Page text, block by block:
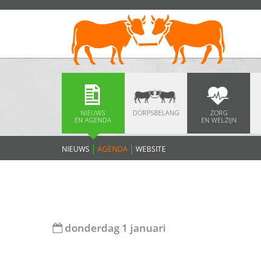
NIEUWS
EN AGENDA
DORPSBELANG
ZORG
EN WELZIJN
NIEUWS AGENDA WEBSITE
donderdag 1 januari